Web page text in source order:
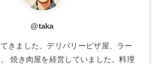
@taka
きました、デリバリーピザ屋、ラー
焼き肉屋を経営していました。料理